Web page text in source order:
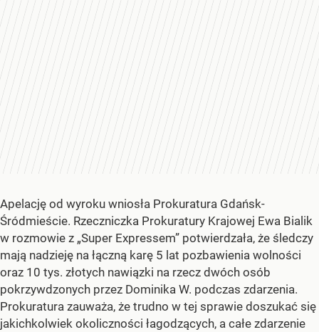
Apelację od wyroku wniosła Prokuratura Gdańsk-
Śródmieście. Rzeczniczka Prokuratury Krajowej Ewa Bialik
w rozmowie z „Super Expressem” potwierdzała, że śledczy
mają nadzieję na łączną karę 5 lat pozbawienia wolności
oraz 10 tys. złotych nawiązki na rzecz dwóch osób
pokrzywdzonych przez Dominika W. podczas zdarzenia.
Prokuratura zauważa, że trudno w tej sprawie doszukać się
jakichkolwiek okoliczności łagodzących, a całe zdarzenie